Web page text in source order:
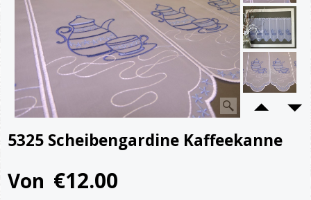
5325 Scheibengardine Kaffeekanne
Von €12.00